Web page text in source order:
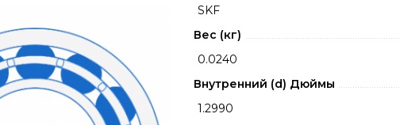
SKF
Вес (кг)
0.0240
Внутренний (d) Дюймы
1.2990